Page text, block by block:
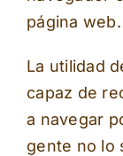
página web.
La utilidad
capaz de
a navegar
gente no lo